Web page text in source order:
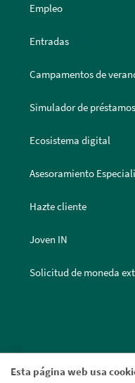
Esta página web usa
Empleo
Entradas
Campamentos de
Simulador de préstamos
Ecosistema digital
Asesoramiento
Hazte cliente
Joven IN
Solicitud de moneda